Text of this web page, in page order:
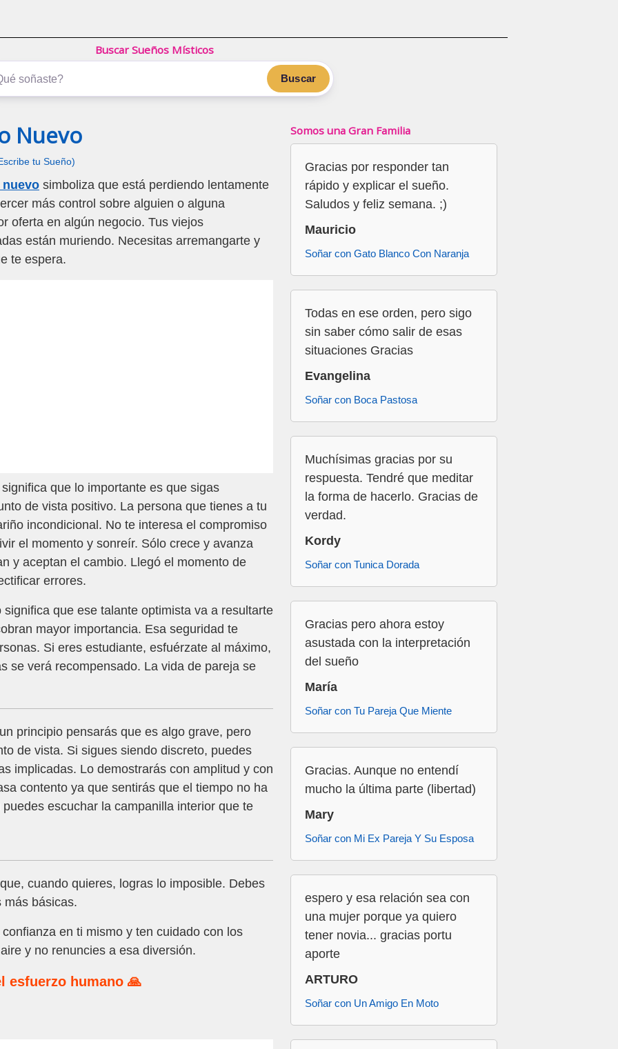
Buscar Sueños Místicos
Buscar
Nuevo
tu Sueño)
nuevo simboliza que está perdiendo lentamente
más control sobre alguien o alguna
oferta en algún negocio. Tus viejos
están muriendo. Necesitas arremangarte y
te espera.
que lo importante es que sigas
de vista positivo. La persona que tienes a tu
incondicional. No te interesa el compromiso
el momento y sonreír. Sólo crece y avanza
y aceptan el cambio. Llegó el momento de
errores.
que ese talante optimista va a resultarte
mayor importancia. Esa seguridad te
Si eres estudiante, esfuérzate al máximo,
se verá recompensado. La vida de pareja se
principio pensarás que es algo grave, pero
de vista. Si sigues siendo discreto, puedes
implicadas. Lo demostrarás con amplitud y con
contento ya que sentirás que el tiempo no ha
escuchar la campanilla interior que te
cuando quieres, logras lo imposible. Debes
más básicas.
en ti mismo y ten cuidado con los
y no renuncies a esa diversión.
esfuerzo humano 🙏
Somos una Gran Familia
Gracias por responder tan
rápido y explicar el sueño.
Saludos y feliz semana. ;)
Mauricio
Soñar con Gato Blanco Con Naranja
Todas en ese orden, pero sigo
sin saber cómo salir de esas
situaciones Gracias
Evangelina
Soñar con Boca Pastosa
Muchísimas gracias por su
respuesta. Tendré que meditar
la forma de hacerlo. Gracias de
verdad.
Kordy
Soñar con Tunica Dorada
Gracias pero ahora estoy
asustada con la interpretación
del sueño
María
Soñar con Tu Pareja Que Miente
Gracias. Aunque no entendí
mucho la última parte (libertad)
Mary
Soñar con Mi Ex Pareja Y Su Esposa
espero y esa relación sea con
una mujer porque ya quiero
tener novia... gracias portu
aporte
ARTURO
Soñar con Un Amigo En Moto